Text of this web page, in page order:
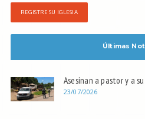
REGISTRE SU IGLESIA
Últimas
Asesinan a pastor y a
23/07/2026